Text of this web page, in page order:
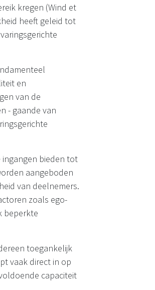
kregen (Wind et
heeft geleid tot
en
van de
- gaande van
bieden tot
aangeboden
van deelnemers.
zoals ego-
beperkte
toegankelijk
vaak direct in op
capaciteit